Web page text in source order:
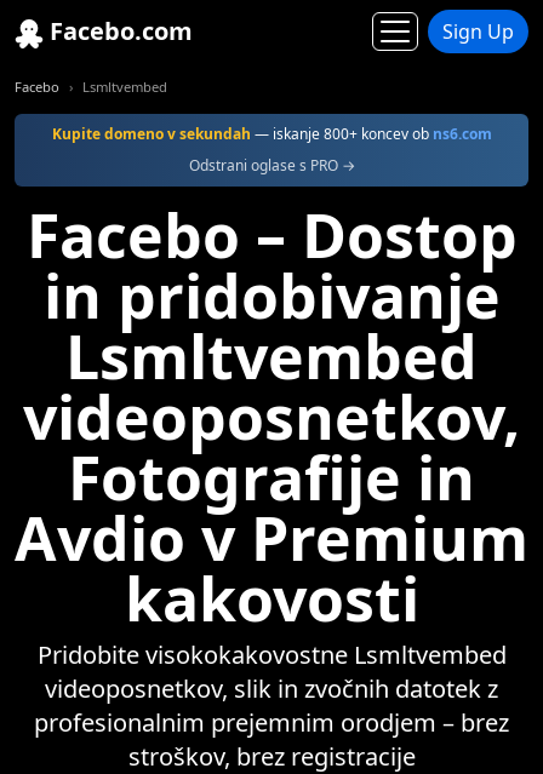
Facebo.com Sign Up
Facebo Lsmltvembed
Kupite domeno v sekundah — iskanje 800+ koncev ob ns6.com
Odstrani oglase s PRO →
Facebo – Dostop
in pridobivanje
Lsmltvembed
videoposnetkov,
Fotografije in
Avdio v Premium
kakovosti
Pridobite visokokakovostne Lsmltvembed
videoposnetkov, slik in zvočnih datotek z
profesionalnim prejemnim orodjem – brez
stroškov, brez registracije